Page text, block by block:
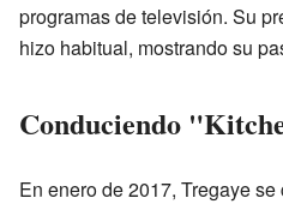
programas de televisión. Su
hizo habitual, mostrando su
Conduciendo
En enero de 2017, Tregaye